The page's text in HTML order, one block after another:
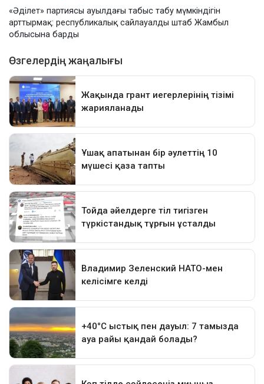
«Әділет» партиясы ауылдағы табыс табу мүмкіндігін
арттырмақ: республикалық сайлауалды штаб Жамбыл
облысына барды